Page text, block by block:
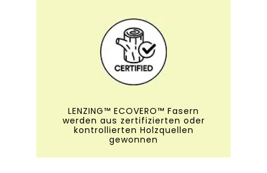
LENZING™ ECOVERO™ Fasern
werden aus zertifizierten oder
kontrollierten Holzquellen
gewonnen